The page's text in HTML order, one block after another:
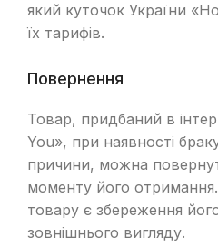
який куточок України
їх тарифів.
Повернення
Товар, придбаний в
You», при наявності
причини, можна
моменту його
товару є збереження
зовнішнього вигляду.